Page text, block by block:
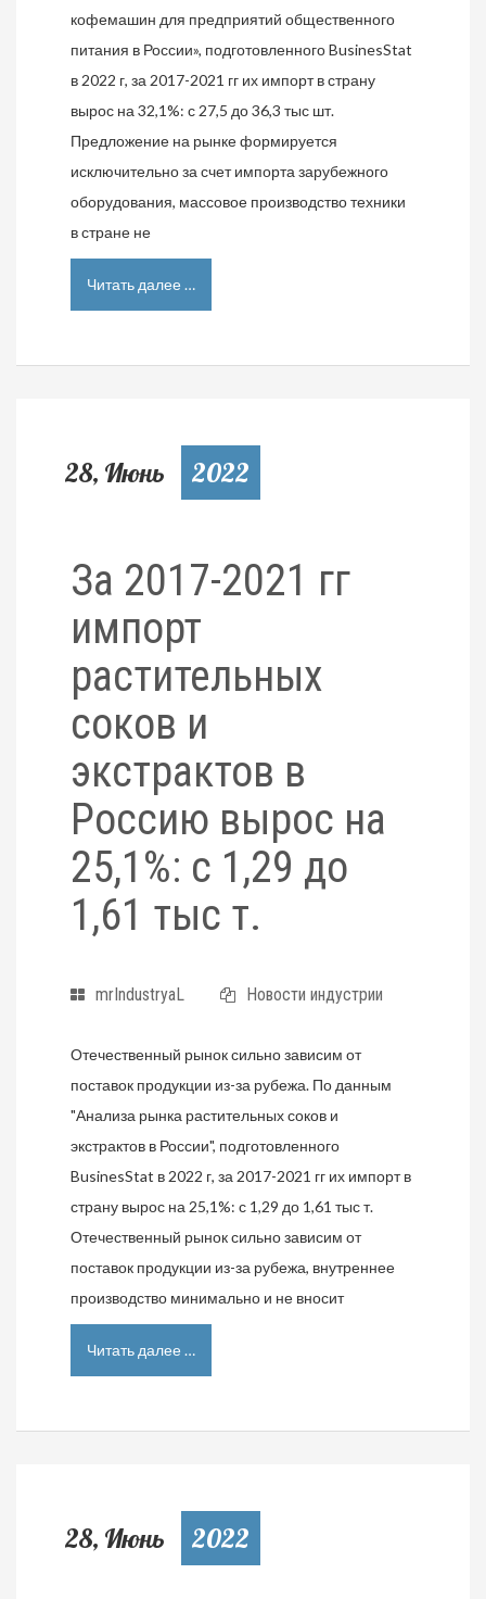
кофемашин для предприятий общественного
питания в России», подготовленного BusinesStat
в 2022 г, за 2017-2021 гг их импорт в страну
вырос на 32,1%: с 27,5 до 36,3 тыс шт.
Предложение на рынке формируется
исключительно за счет импорта зарубежного
оборудования, массовое производство техники
в стране не
Читать далее …
28, Июнь 2022
За 2017-2021 гг
импорт
растительных
соков и
экстрактов в
Россию вырос на
25,1%: с 1,29 до
1,61 тыс т.
mrIndustryaL Новости индустрии
Отечественный рынок сильно зависим от
поставок продукции из-за рубежа. По данным
"Анализа рынка растительных соков и
экстрактов в России", подготовленного
BusinesStat в 2022 г, за 2017-2021 гг их импорт в
страну вырос на 25,1%: с 1,29 до 1,61 тыс т.
Отечественный рынок сильно зависим от
поставок продукции из-за рубежа, внутреннее
производство минимально и не вносит
Читать далее …
28, Июнь 2022